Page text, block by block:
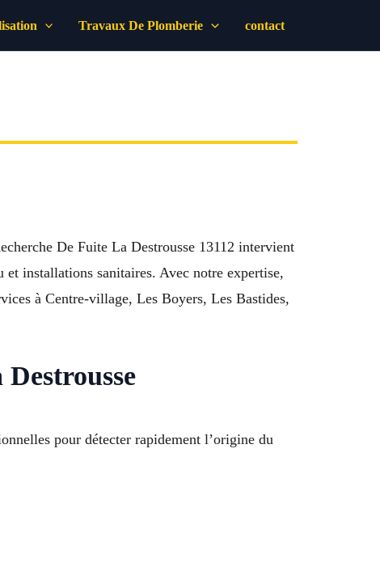
Travaux De Plomberie contact
De Fuite La Destrousse 13112 intervient
installations sanitaires. Avec notre expertise,
à Centre-village, Les Boyers, Les Bastides,
pour détecter rapidement l’origine du